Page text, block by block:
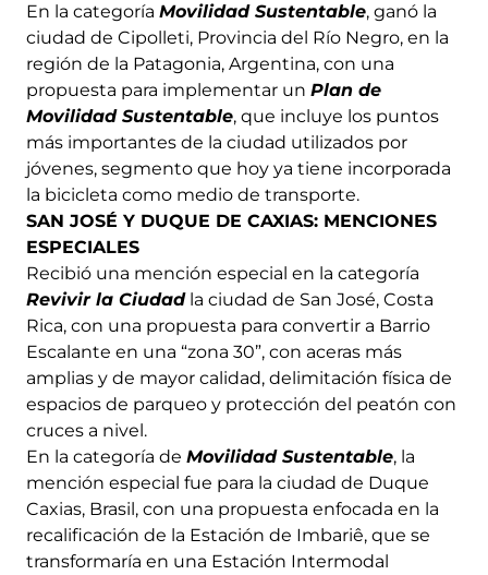
En la categoría Movilidad Sustentable, ganó la
ciudad de Cipolleti, Provincia del Río Negro, en la
región de la Patagonia, Argentina, con una
propuesta para implementar un Plan de
Movilidad Sustentable, que incluye los puntos
más importantes de la ciudad utilizados por
jóvenes, segmento que hoy ya tiene incorporada
la bicicleta como medio de transporte.
SAN JOSÉ Y DUQUE DE CAXIAS: MENCIONES
ESPECIALES
Recibió una mención especial en la categoría
Revivir la Ciudadla ciudad de San José, Costa
Rica, con una propuesta para convertir a Barrio
Escalante en una “zona 30”, con aceras más
amplias y de mayor calidad, delimitación física de
espacios de parqueo y protección del peatón con
cruces a nivel.
En la categoría de Movilidad Sustentable, la
mención especial fue para la ciudad de Duque
Caxias, Brasil, con una propuesta enfocada en la
recalificación de la Estación de Imbariê, que se
transformaría en una Estación Intermodal